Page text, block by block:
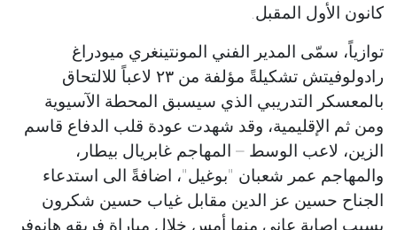
كانون الأول المقبل.
توازياً، سمّى المدير الفني المونتينغري ميودراغ
رادولوفيتش تشكيلةً مؤلفة من ٢٣ لاعباً للالتحاق
بالمعسكر التدريبي الذي سيسبق المحطة الآسيوية
ومن ثم الإقليمية، وقد شهدت عودة قلب الدفاع قاسم
الزين، لاعب الوسط – المهاجم غابريال بيطار،
والمهاجم عمر شعبان "بوغيل"، اضافةً الى استدعاء
الجناح حسين عز الدين مقابل غياب حسين شكرون
بسبب اصابةٍ عانى منها أمس خلال مباراة فريقه هانوفر